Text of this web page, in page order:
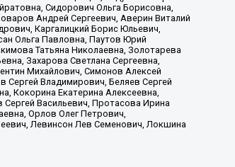
Сидорович Ольга Борисовна,
Андрей Сергеевич, Аверин Виталий
Каргалицкий Борис Юльевич,
Ольга Павловна, Паутов Юрий
Татьяна Николаевна, Золотарева
Захарова Светлана Сергеевна,
Михайлович, Симонов Алексей
Сергей Владимирович, Беляев Сергей
Кокорина Екатерина Алексеевна,
Васильевич, Протасова Ирина
Орлов Олег Петрович,
Левинсон Лев Семенович, Локшина